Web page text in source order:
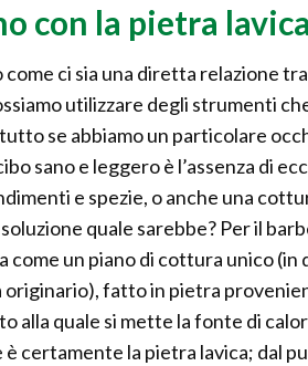
con la pietra lavica
ci sia una diretta relazione
utilizzare degli strumenti
se abbiamo un particolare
sano e leggero è l’assenza di
e spezie, o anche una
quale sarebbe? Per il
come un piano di cottura unico
fatto in pietra
alla quale si mette la fonte di
certamente la pietra lavica; dal